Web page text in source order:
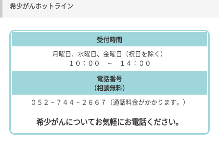
希少がんホットライン
受付時間
月曜日、水曜日、金曜日（祝日を除く）
１０：００ ～ １４：００
電話番号
（相談無料）
０５２－７４４－２６６７（通話料金がかかります。）
希少がんについてお気軽にお電話ください。